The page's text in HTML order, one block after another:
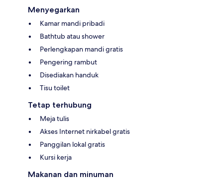
Menyegarkan
Kamar mandi pribadi
Bathtub atau shower
Perlengkapan mandi gratis
Pengering rambut
Disediakan handuk
Tisu toilet
Tetap terhubung
Meja tulis
Akses Internet nirkabel gratis
Panggilan lokal gratis
Kursi kerja
Makanan dan minuman